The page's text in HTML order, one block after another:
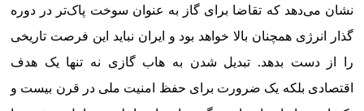
نشان می‌دهد که تقاضا برای گاز به عنوان سوخت پاک‌تر در دوره
گذار انرژی همچنان بالا خواهد بود و ایران نباید این فرصت تاریخی
را از دست بدهد. تبدیل شدن به هاب گازی نه تنها یک هدف
اقتصادی بلکه یک ضرورت برای حفظ امنیت ملی در قرن بیست و